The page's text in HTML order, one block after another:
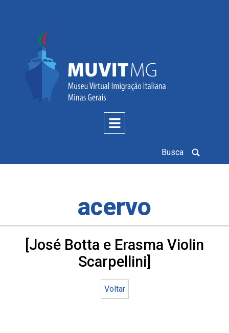
Busca
acervo
[José Botta e Erasma Violin
Scarpellini]
Voltar